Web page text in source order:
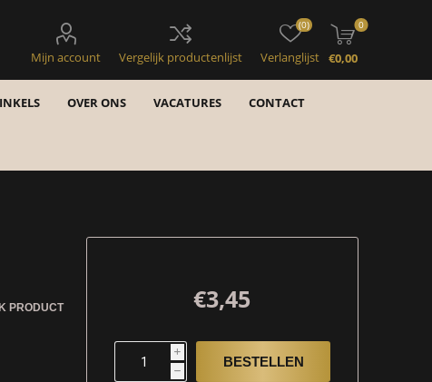
Mijn account Vergelijk productenlijst Verlanglijst
(0) 0
€0,00
OVER ONS VACATURES CONTACT
PRODUCT €3,45
i
h